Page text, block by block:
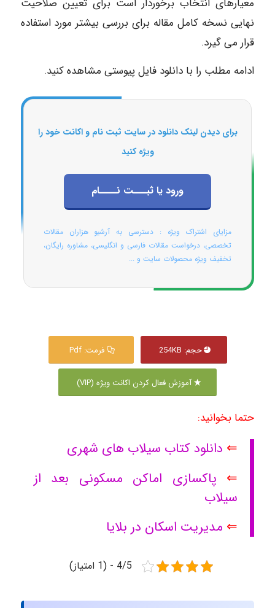
نهایی نسخه کامل مقاله برای بررسی بیشتر مورد استفاده
قرار می گیرد.
ادامه مطلب را با دانلود فایل پیوستی مشاهده کنید.
برای دیدن لینک دانلود در سایت ثبت نام و اکانت خود را
ویژه کنید
ورود یا ثبـــت نــــام
مزایای اشتراک ویژه : دسترسی به آرشیو هزاران مقالات
تخصصی، درخواست مقالات فارسی و انگلیسی، مشاوره رایگان،
تخفیف ویژه محصولات سایت و ...
حجم: 254KB فرمت: Pdf
آموزش فعال کردن اکانت ویژه (VIP)
حتما بخوانید:
⇐ دانلود کتاب سیلاب های شهری
⇐ پاکسازی اماکن مسکونی بعد از
سیلاب
⇐ مدیریت اسکان در بلایا
4/5 - (1 امتیاز)